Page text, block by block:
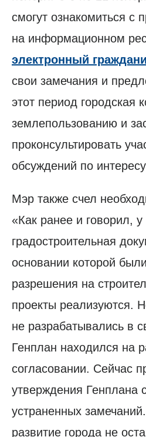
смогут ознакомиться с
на информационном
электронный
свои замечания и
этот период городская
землепользованию и
проконсультировать
обсуждений по
Мэр также счел
«Как ранее и говорил, у
градостроительная
основании которой
разрешения на
проекты реализуются.
не разрабатывались в
Генплан находился на
согласовании. Сейчас
утверждения Генплана
устраненных
развитие города не